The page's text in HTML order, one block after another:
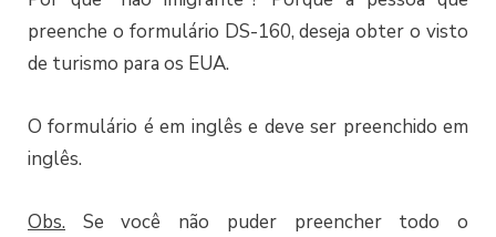
preenche o formulário DS-160, deseja obter o visto
de turismo para os EUA.
O formulário é em inglês e deve ser preenchido em
inglês.
Obs. Se você não puder preencher todo o